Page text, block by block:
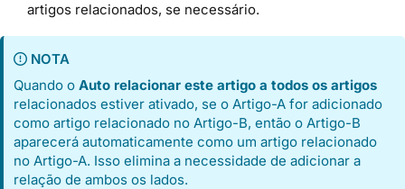
artigos relacionados, se necessário.
NOTA
Quando oAuto relacionar este artigo a todos os artigos
relacionados estiver ativado, se o Artigo-A for adicionado
como artigo relacionado no Artigo-B, então o Artigo-B
aparecerá automaticamente como um artigo relacionado
no Artigo-A. Isso elimina a necessidade de adicionar a
relação de ambos os lados.